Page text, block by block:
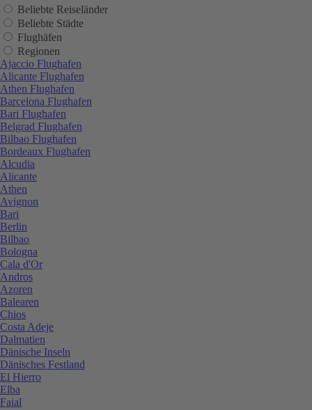
Beliebte Reiseländer
Beliebte Städte
Flughäfen
Regionen
Ajaccio Flughafen
Alicante Flughafen
Athen Flughafen
Barcelona Flughafen
Bari Flughafen
Belgrad Flughafen
Bilbao Flughafen
Bordeaux Flughafen
Alcudia
Alicante
Athen
Avignon
Bari
Berlin
Bilbao
Bologna
Cala d'Or
Andros
Azoren
Balearen
Chios
Costa Adeje
Dalmatien
Dänische Inseln
Dänisches Festland
El Hierro
Elba
Faial